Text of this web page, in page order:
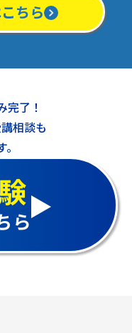
ちら
完了！
相談も
ら